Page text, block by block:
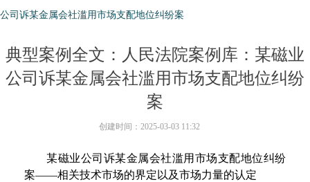
典型案例全文：人民法院案例库：某磁业
公司诉某金属会社滥用市场支配地位纠纷
案
某磁业公司诉某金属会社滥用市场支配地位纠纷
案——相关技术市场的界定以及市场力量的认定
公司诉某金属会社滥用市场支配地位纠纷案
创建时间： 2025-03-03 11:32